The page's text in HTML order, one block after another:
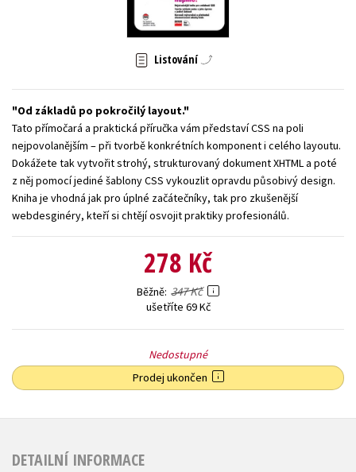
Zahraniční literatura
Všechny tituly
Listování
Od základů po pokročilý layout.
Tato přímočará a praktická příručka vám představí CSS na poli
nejpovolanějším – při tvorbě konkrétních komponent i celého layoutu.
Dokážete tak vytvořit strohý, strukturovaný dokument XHTML a poté
z něj pomocí jediné šablony CSS vykouzlit opravdu působivý design.
Kniha je vhodná jak pro úplné začátečníky, tak pro zkušenější
webdesginéry, kteří si chtějí osvojit praktiky profesionálů.
278 Kč
Běžně 347 Kč
ušetříte 69 Kč
Nedostupné
Prodej ukončen
DETAILNÍ INFORMACE